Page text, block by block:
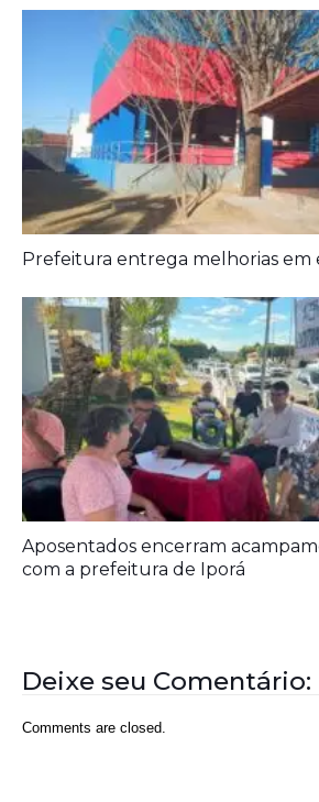
Agora é oficial
Prefeitura entrega melhorias em